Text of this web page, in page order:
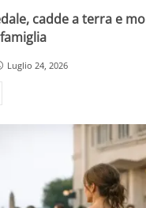
cadde a terra e
Luglio 24, 2026